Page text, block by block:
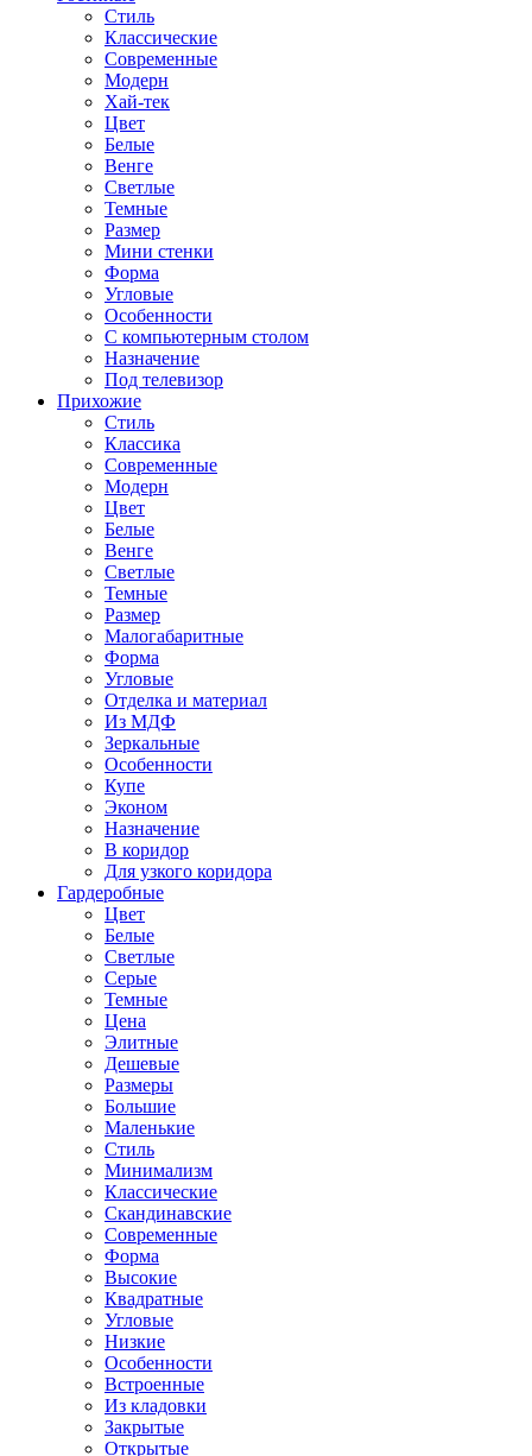
Стиль
Классические
Современные
Модерн
Хай-тек
Цвет
Белые
Венге
Светлые
Темные
Размер
Мини стенки
Форма
Угловые
Особенности
С компьютерным столом
Назначение
Под телевизор
Прихожие
Стиль
Классика
Современные
Модерн
Цвет
Белые
Венге
Светлые
Темные
Размер
Малогабаритные
Форма
Угловые
Отделка и материал
Из МДФ
Зеркальные
Особенности
Купе
Эконом
Назначение
В коридор
Для узкого коридора
Гардеробные
Цвет
Белые
Светлые
Серые
Темные
Цена
Элитные
Дешевые
Размеры
Большие
Маленькие
Стиль
Минимализм
Классические
Скандинавские
Современные
Форма
Высокие
Квадратные
Угловые
Низкие
Особенности
Встроенные
Из кладовки
Закрытые
Открытые